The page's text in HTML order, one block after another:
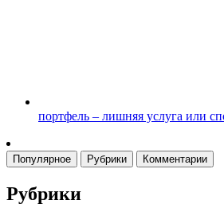
портфель – лишняя услуга или
Популярное Рубрики Комментарии
Рубрики